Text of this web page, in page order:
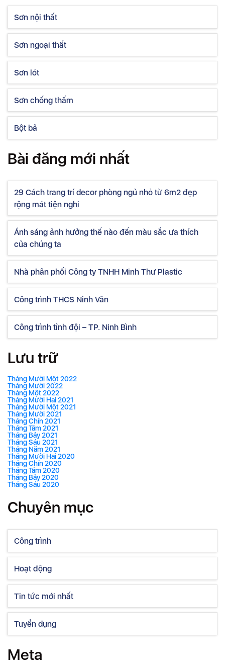
Sơn nội thất
Sơn ngoại thất
Sơn lót
Sơn chống thấm
Bột bả
Bài đăng mới nhất
29 Cách trang trí decor phòng ngủ nhỏ từ 6m2 đẹp
rộng mát tiện nghi
Ánh sáng ảnh hưởng thế nào đến màu sắc ưa thích
của chúng ta
Nhà phân phối Công ty TNHH Minh Thư Plastic
Công trình THCS Ninh Vân
Công trình tỉnh đội – TP. Ninh Bình
Lưu trữ
Tháng Mười Một 2022
Tháng Mười 2022
Tháng Một 2022
Tháng Mười Hai 2021
Tháng Mười Một 2021
Tháng Mười 2021
Tháng Chín 2021
Tháng Tám 2021
Tháng Bảy 2021
Tháng Sáu 2021
Tháng Năm 2021
Tháng Mười Hai 2020
Tháng Chín 2020
Tháng Tám 2020
Tháng Bảy 2020
Tháng Sáu 2020
Chuyên mục
Công trình
Hoạt động
Tin tức mới nhất
Tuyển dụng
Meta